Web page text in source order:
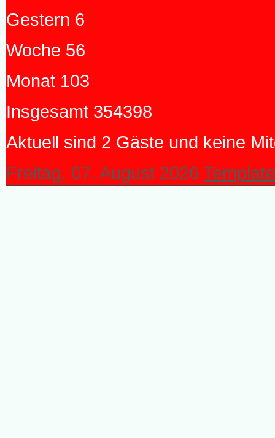
Gestern 6
Woche 56
Monat 103
Insgesamt 354398
Aktuell sind 2 Gäste und keine
Freitag, 07. August 2026